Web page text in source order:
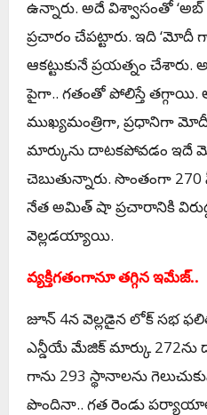
ఉన్నారు. అదే విశ్వాసంతో ‘అబ్
ప్ర‌చారం చేప‌ట్టారు. ఇది ‘మోదీ
ఆక‌ట్టుకునే ప్ర‌య‌త్నం చేశారు.
పైగా.. గతంతో పోలిస్తే తగ్గాయి.
ముఖ్యమంత్రిగా, ప్రధానిగా
మార్కును దాటకపోవడం
చెబుతున్నారు. సొంతంగా 270
నేత అమిత్ షా ప్ర‌చారానికి
వెల్ల‌డ‌య్యాయి.
వ్య‌క్తిగ‌తంగానూ త‌గ్గిన ఇమేజ్‌..
జూన్ 4న వెల్ల‌డైన లోక్ స‌భ
ఎన్డీయే మేజిక్‌ మార్కు 272ను
గాను 293 స్థానాలను
పొందినా.. గ‌త రెండు